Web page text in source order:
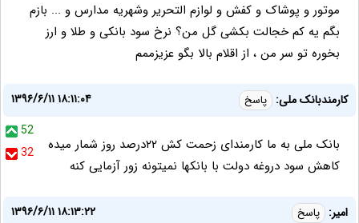
موتور و پوشاک و کفش و لوازم التحریر وشهریه مدارس و ... بازم
بگم یه کم خجالت بکشی گل من؟ نرخ سود بانکی و طلا و ارز
بخوره تو سر من ، از اقلام بالا بگو عزیزممم
کارمندبانک ملی: پاسخ
۱۳۹۶/۶/۱۱ ۱۸:۱۱:۰۴
52
32
بانک ملی به ما کارمندای زحمت کش ۲۲درصد روز شمار میده
کاهش سود دروغه دولت با بانکها نمیتونه زور آزمایی کنه
امیر: پاسخ
۱۳۹۶/۶/۱۱ ۱۸:۱۳:۲۲